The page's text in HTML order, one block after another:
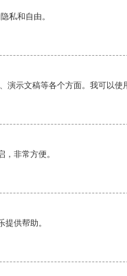
私和自由。
示文稿等各个方面。我可以使
非常方便。
供帮助。